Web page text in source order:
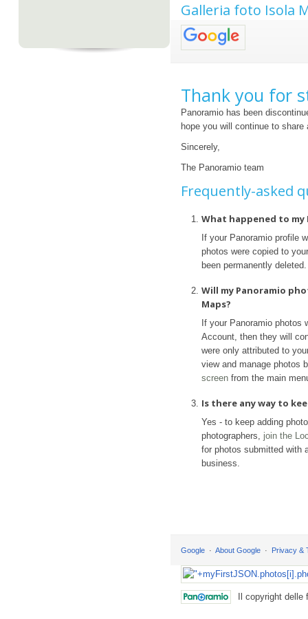
Galleria foto Isola
Thank you for
Panoramio has been
hope you will continue to
Sincerely,
The Panoramio team
Frequently-asked
What happened to my
If your Panoramio profile
photos were copied to
been permanently deleted.
Will my Panoramio
Maps?
If your Panoramio photos
Account, then they will
were only attributed to
view and manage photos
screen from the main
Is there any way to
Yes - to keep adding
photographers, join the
for photos submitted with
business.
Google About Google Privacy &
Il copyright